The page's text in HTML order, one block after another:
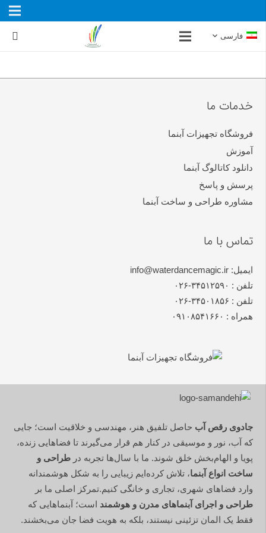
فارسی
خدمات ما
فروشگاه تجهیزات آبنما
آموزش
دانلود کاتالوگ آبنما
پرسش و پاسخ
مشاوره طراحی و ساخت آبنما
تماس با ما
ایمیل: info@waterdancemagic.ir
تلفن : ۳۴۵۱۲۵۹۰-۰۲۶
تلفن : ۳۴۵۰۱۸۵۶-۰۲۶
همراه : ۰۹۱۰۸۵۴۱۶۶۰
جادوی رقص آب حاصل تلفیق هنر، مهندسی و خلاقیت است؛ جایی
که آب، نور و موسیقی در کنار هم قرار می‌گیرند تا فضاهایی زنده،
پویا و الهام‌بخش خلق شوند. ما با سال‌ها تجربه درطراحی و
ساخت انواع آبنما، تلاش کرده‌ایم زیبایی را به شکل هوشمندانه
وارد فضاهای شهری، تجاری و خانگی کنیم.تمرکز اصلی ما بر
طراحی و اجرای آبنماهای مدرن و هوشمند است؛ آبنماهایی که
فقط یک المان تزئینی نیستند، بلکه به هویت فضا جان می‌بخشند.